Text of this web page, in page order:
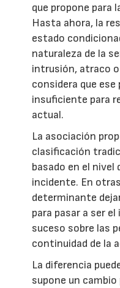
que propone para
Hasta ahora, la
estado
naturaleza de la
intrusión, atraco
considera que
insuficiente para
actual.
La asociación
clasificación
basado en el nivel
incidente. En
determinante
para pasar a ser
suceso sobre las
continuidad de la
La diferencia
supone un